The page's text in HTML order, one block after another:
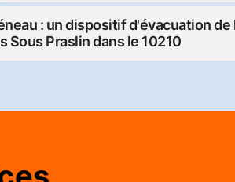
: un dispositif d'évacuation de
Sous Praslin dans le 10210